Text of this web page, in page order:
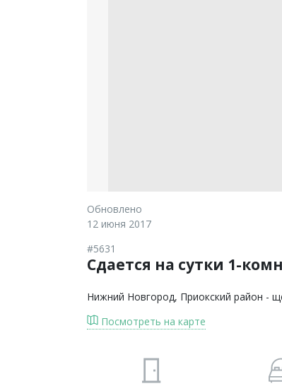
Обновлено
12 июня 2017
Сдается на сутки 1-
#5631
Нижний Новгород, Приокский район -
Посмотреть на карте